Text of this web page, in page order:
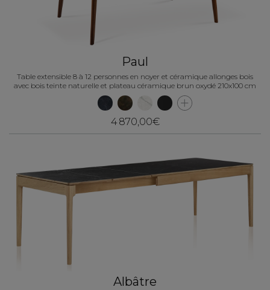
Paul
Table extensible 8 à 12 personnes en noyer et céramique allonges bois
avec bois teinte naturelle et plateau céramique brun oxydé 210x100 cm
4 870,00€
Albâtre